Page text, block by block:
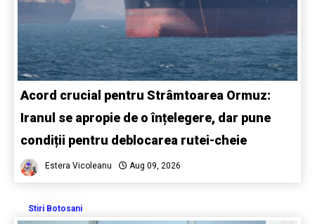
Acord crucial pentru Strâmtoarea Ormuz:
Iranul se apropie de o înțelegere, dar pune
condiții pentru deblocarea rutei-cheie
Estera Vicoleanu Aug 09, 2026
Stiri Botosani